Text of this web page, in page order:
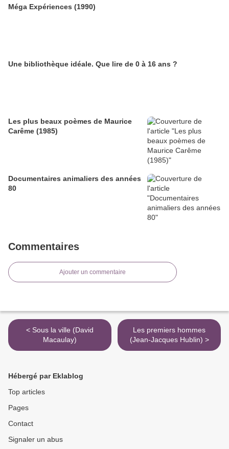
Méga Expériences (1990)
Une bibliothèque idéale. Que lire de 0 à 16 ans ?
Les plus beaux poèmes de Maurice
Carême (1985)
Documentaires animaliers des années
80
Commentaires
Ajouter un commentaire
< Sous la ville (David
Macaulay)
Les premiers hommes
(Jean-Jacques Hublin) >
Hébergé par Eklablog
Top articles
Pages
Contact
Signaler un abus